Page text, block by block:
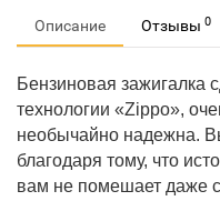
Описание Отзывы 0
Бензиновая зажигалка
технологии «Zippo»,
необычайно надежна.
благодаря тому, что
вам не помешает даже